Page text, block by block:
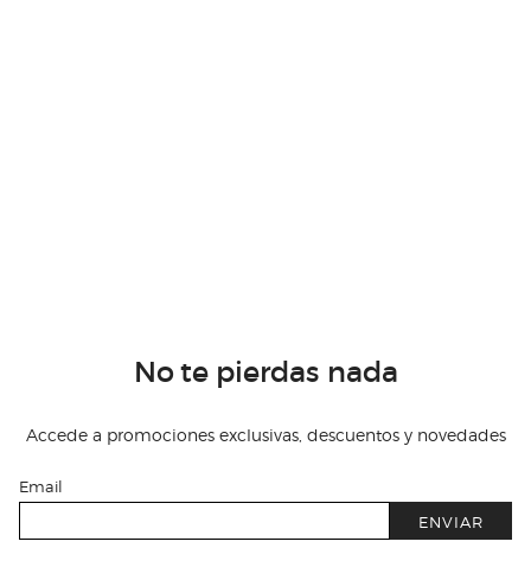
No te pierdas nada
Accede a promociones exclusivas, descuentos y novedades
Email
ENVIAR